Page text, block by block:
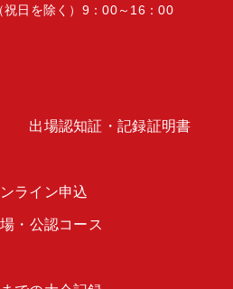
祝日を除く）9：00～16：00
出場認知証・記録証明書
ライン申込
・公認コース